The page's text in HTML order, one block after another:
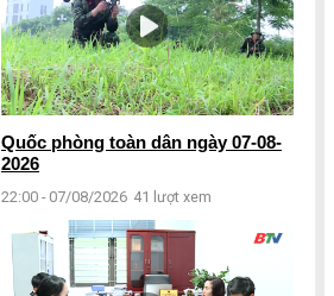
Quốc phòng toàn dân ngày 07-08-
2026
22:00 - 07/08/2026 41 lượt xem